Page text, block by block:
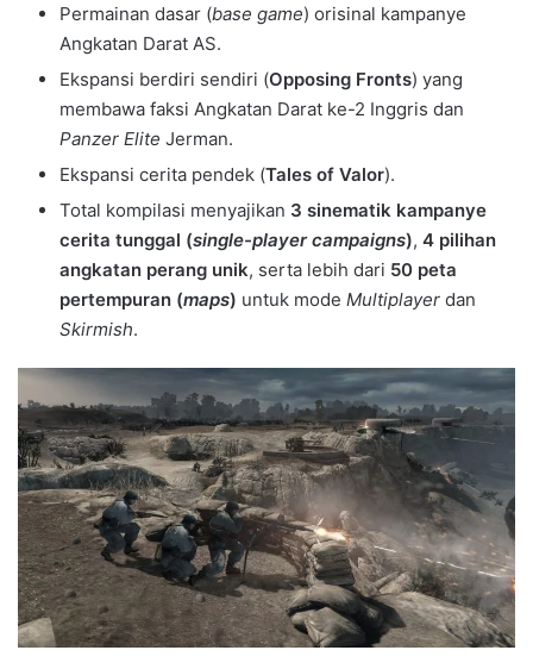
Permainan dasar (base game) orisinal kampanye
Angkatan Darat AS.
Ekspansi berdiri sendiri (Opposing Fronts) yang
membawa faksi Angkatan Darat ke-2 Inggris dan
Panzer Elite Jerman.
Ekspansi cerita pendek (Tales of Valor).
Total kompilasi menyajikan 3 sinematik kampanye
cerita tunggal (single-player campaigns), 4 pilihan
angkatan perang unik, serta lebih dari 50 peta
pertempuran (maps) untuk mode Multiplayer dan
Skirmish.